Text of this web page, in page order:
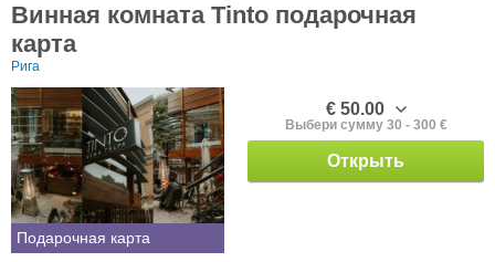
Винная комната Tinto подарочная
карта
Рига
Подарочная карта
€ 50.00
Выбери сумму 30 - 300 €
Открыть